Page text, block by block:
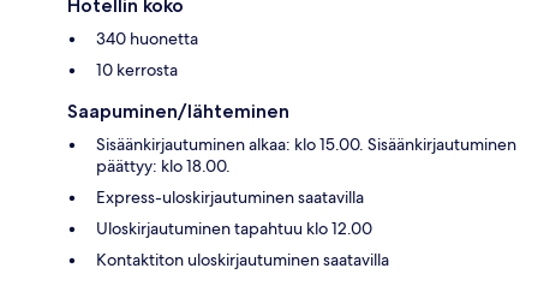
Hotellin koko
340 huonetta
10 kerrosta
Saapuminen/lähteminen
Sisäänkirjautuminen alkaa: klo 15.00. Sisäänkirjautuminen
päättyy: klo 18.00.
Express-uloskirjautuminen saatavilla
Uloskirjautuminen tapahtuu klo 12.00
Kontaktiton uloskirjautuminen saatavilla